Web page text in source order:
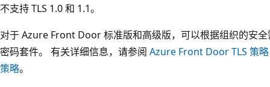
不支持 TLS 1.0 和 1.1。
对于 Azure Front Door 标准版和高级版，可以根据组织的安全
密码套件。 有关详细信息，请参阅 Azure Front Door TLS 策略
策略。